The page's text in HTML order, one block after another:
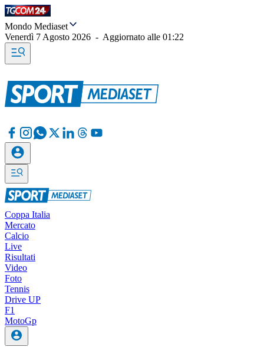
Mondo Mediaset
Venerdì 7 Agosto 2026 - Aggiornato alle 01:22
Coppa Italia
Mercato
Calcio
Live
Risultati
Video
Foto
Tennis
Drive UP
F1
MotoGp